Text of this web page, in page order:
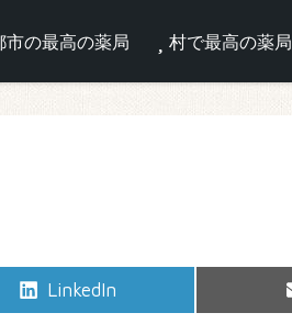
市の最高の薬局 村で最高の薬局
Share
LinkedIn